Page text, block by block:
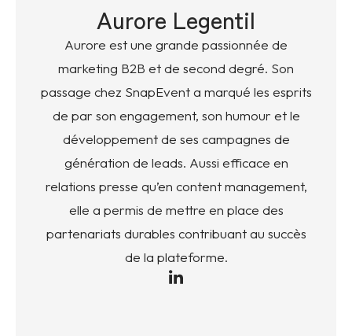
Aurore Legentil
Aurore est une grande passionnée de
marketing B2B et de second degré. Son
passage chez SnapEvent a marqué les esprits
de par son engagement, son humour et le
développement de ses campagnes de
génération de leads. Aussi efficace en
relations presse qu’en content management,
elle a permis de mettre en place des
partenariats durables contribuant au succès
de la plateforme.